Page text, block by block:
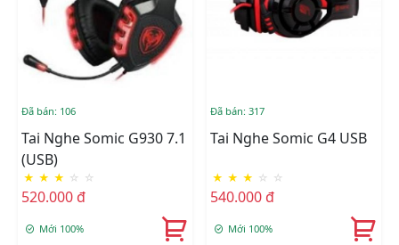
Đã bán: 106
Tai Nghe Somic G930 7.1
(USB)
★ ★ ★ ☆ ☆
520.000 đ
Mới 100%
Đã bán: 317
Tai Nghe Somic G4 USB
★ ★ ★ ☆ ☆
540.000 đ
Mới 100%